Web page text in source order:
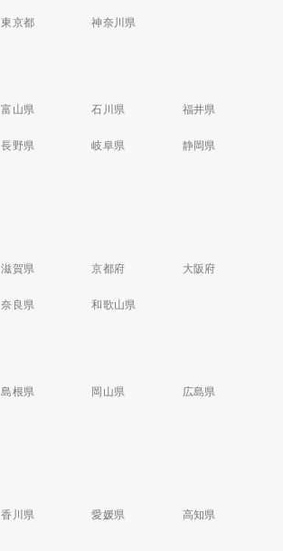
東京都 神奈川県
富山県 石川県 福井県
長野県 岐阜県 静岡県
滋賀県 京都府 大阪府
奈良県 和歌山県
島根県 岡山県 広島県
香川県 愛媛県 高知県